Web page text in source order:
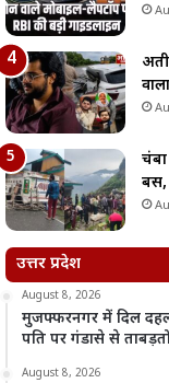
बस,
उत्तर प्रदेश
August 8, 2026
मुजफ्फरनगर में दिल
पति पर गंडासे से
August 8, 2026